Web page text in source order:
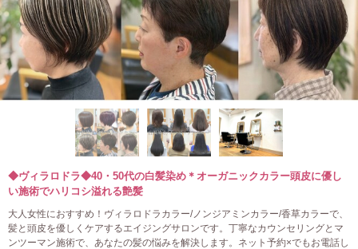
◆ヴィラロドラ◆40・50代の白髪染め＊オーガニックカラー頭皮に優し
い施術でハリコシ溢れる艶髪
大人女性におすすめ！ヴィラロドラカラー/ノンジアミンカラー/香草カラーで、
髪と頭皮を優しくケアするエイジングサロンです。丁寧なカウンセリングとマ
ンツーマン施術で、あなたの髪の悩みを解決します。ネット予約×でもお電話し